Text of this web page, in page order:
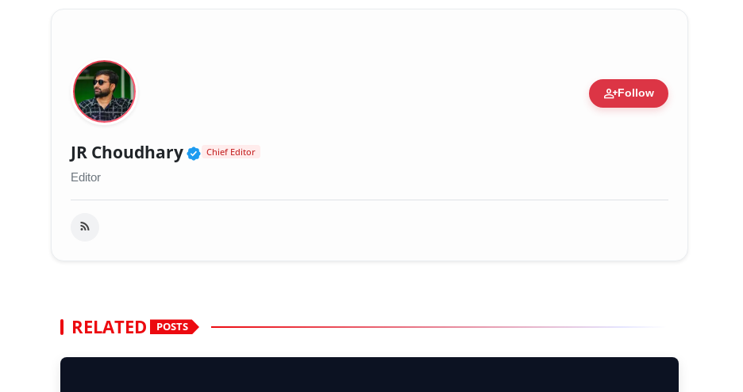
person_addFollow
JR Choudhary Verified Public Figure • 30 Mar, 2026
Chief Editor
Editor
RELATED POSTS